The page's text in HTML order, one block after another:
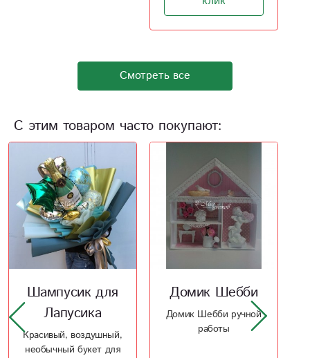
Смотреть все
С этим товаром часто покупают:
Домик Шебби
Домик Шебби ручной
работы
Мягкая
игрушка
"Медведь"